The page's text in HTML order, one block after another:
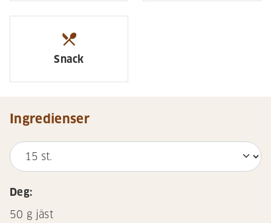
restaurant_menu
Snack
Ingredienser
Deg:
50 g jäst